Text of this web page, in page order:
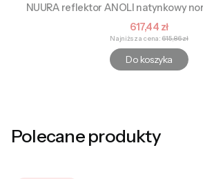
NUURA reflektor ANOLI natynkowy
Cena
617,44 zł
Najniższa cena: 615,86 zł
Do koszyka
Polecane produkty